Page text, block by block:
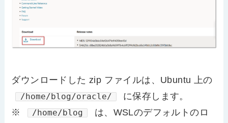
ダウンロードした zip ファイルは、Ubuntu 上の
/home/blog/oracle/
に保存します。
※
/home/blog
は、WSLのデフォルトのロ